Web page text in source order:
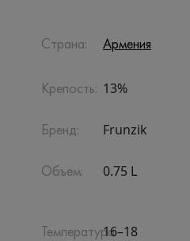
Страна: Армения
Крепость: 13%
Бренд: Frunzik
Объем: 0.75 L
Температура16–18